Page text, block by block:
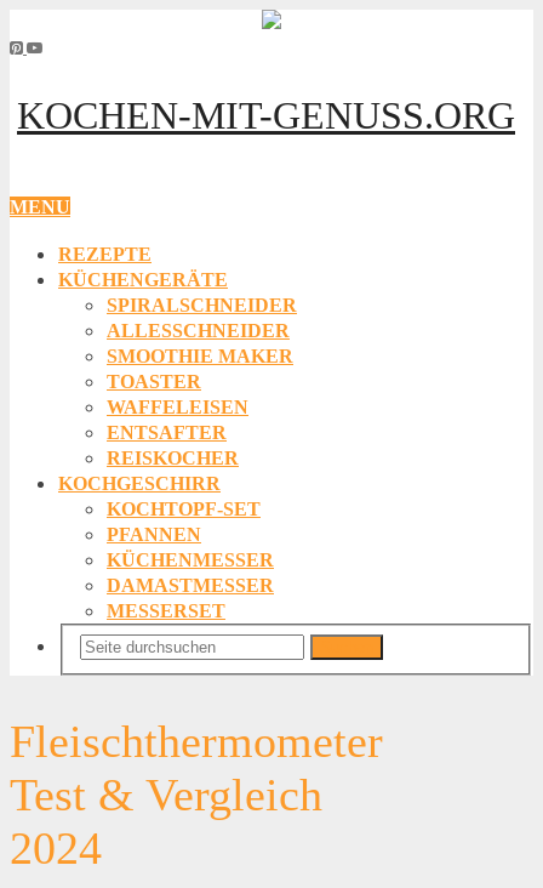
KOCHEN-MIT-GENUSS.ORG
MENU
REZEPTE
KÜCHENGERÄTE
SPIRALSCHNEIDER
ALLESSCHNEIDER
SMOOTHIE MAKER
TOASTER
WAFFELEISEN
ENTSAFTER
REISKOCHER
KOCHGESCHIRR
KOCHTOPF-SET
PFANNEN
KÜCHENMESSER
DAMASTMESSER
MESSERSET
Fleischthermometer
Test & Vergleich
2024